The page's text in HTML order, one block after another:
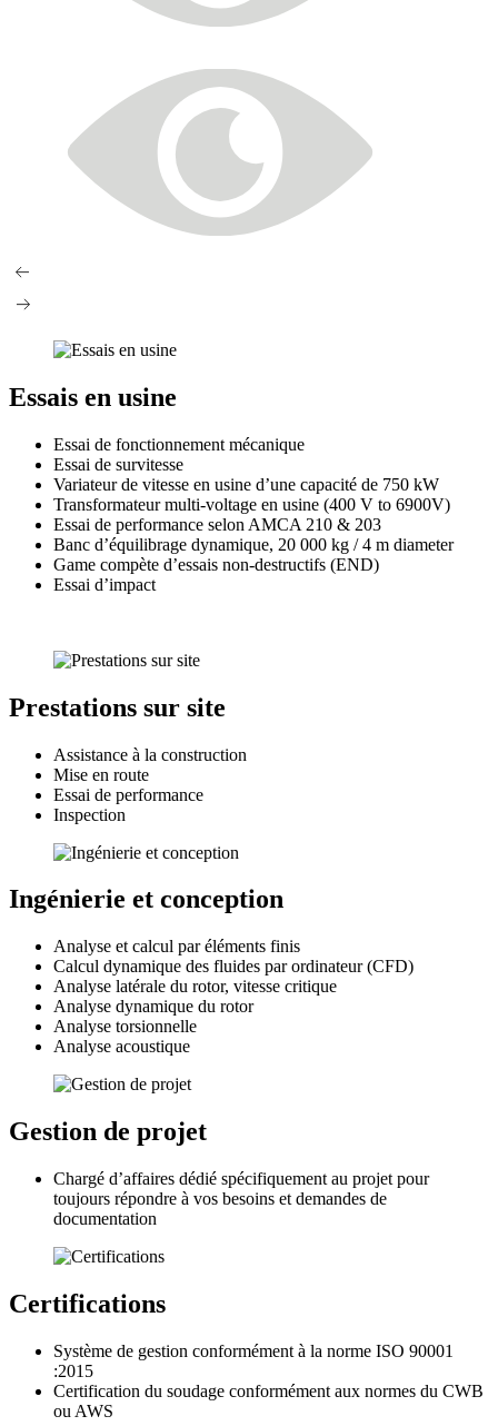
Essais en usine
Essai de fonctionnement mécanique
Essai de survitesse
Variateur de vitesse en usine d’une capacité de 750 kW
Transformateur multi-voltage en usine (400 V to 6900V)
Essai de performance selon AMCA 210 & 203
Banc d’équilibrage dynamique, 20 000 kg / 4 m diameter
Game compète d’essais non-destructifs (END)
Essai d’impact
Prestations sur site
Assistance à la construction
Mise en route
Essai de performance
Inspection
Ingénierie et conception
Analyse et calcul par éléments finis
Calcul dynamique des fluides par ordinateur (CFD)
Analyse latérale du rotor, vitesse critique
Analyse dynamique du rotor
Analyse torsionnelle
Analyse acoustique
Gestion de projet
Chargé d’affaires dédié spécifiquement au projet pour
toujours répondre à vos besoins et demandes de
documentation
Certifications
Système de gestion conformément à la norme ISO 90001
:2015
Certification du soudage conformément aux normes du CWB
ou AWS